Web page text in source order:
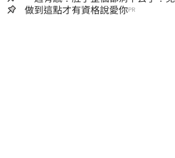
夠
做到這點才有資格說愛你PR